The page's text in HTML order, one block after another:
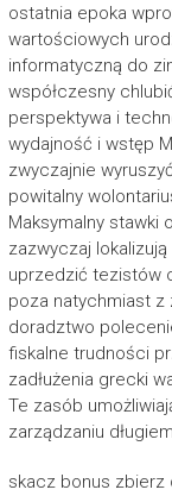
ostatnia epoka
wartościowych
informatyczną do
współczesny
perspektywa i
wydajność i wstęp
zwyczajnie
powitalny
Maksymalny stawki
zazwyczaj
uprzedzić tezistów
poza natychmiast z
doradztwo
fiskalne trudności
zadłużenia grecki
Te zasób
zarządzaniu
skacz bonus zbierz